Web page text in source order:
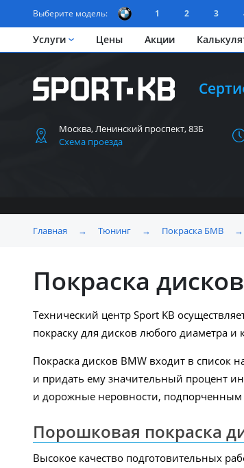
Выберите модель: 1 2 3
Услуги Цены Акции
Москва, Ленинский проспект, 83Б
Схема проезда
Главная → Тюнинг → Покраска БМВ →
Покраска
Технический центр Sport KB
покраску для дисков любого диаметра и
Покраска дисков BMW входит в
и придать ему значительный процент
и дорожные неровности, подпорченным
Порошковая покраска
Высокое качество подготовительных